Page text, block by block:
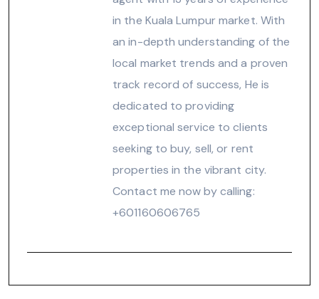
in the Kuala Lumpur market. With
an in-depth understanding of the
local market trends and a proven
track record of success, He is
dedicated to providing
exceptional service to clients
seeking to buy, sell, or rent
properties in the vibrant city.
Contact me now by calling:
‪+601160606765‬